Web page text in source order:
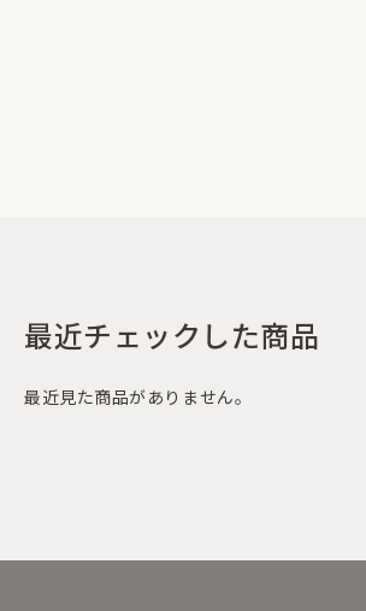
最近チェックした商品
最近見た商品がありません。